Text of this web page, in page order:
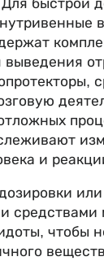
выведения
и
средствами
чтобы